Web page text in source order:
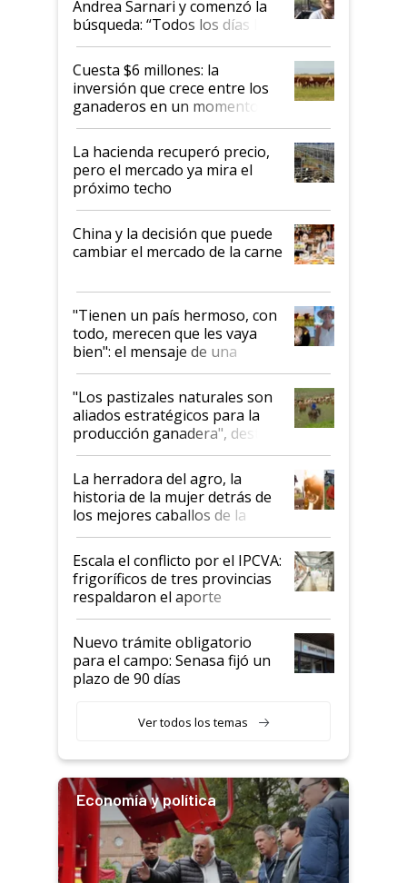
Andrea Sarnari y comenzó la
búsqueda: “Todos los días le
toca a algún productor”
Cuesta $6 millones: la
inversión que crece entre los
ganaderos en un momento
histórico para la actividad
La hacienda recuperó precio,
pero el mercado ya mira el
próximo techo
China y la decisión que puede
cambiar el mercado de la carne
"Tienen un país hermoso, con
todo, merecen que les vaya
bien": el mensaje de una
ganadera uruguaya sobre las
oportunidades que se abren
para el agro en Argentina, con
foco en la carne
"Los pastizales naturales son
aliados estratégicos para la
producción ganadera", destaca
la iniciativa que ya reúne a 46
establecimientos en Argentina
La herradora del agro, la
historia de la mujer detrás de
los mejores caballos de la
Argentina y los mitos que
todavía hacen sufrir a estos
animales: "Mientras me
descalificaban, yo seguí
haciendo currículum"
Escala el conflicto por el IPCVA:
frigoríficos de tres provincias
respaldaron el aporte
obligatorio
Nuevo trámite obligatorio
para el campo: Senasa fijó un
plazo de 90 días
Ver todos los temas
Economía y política